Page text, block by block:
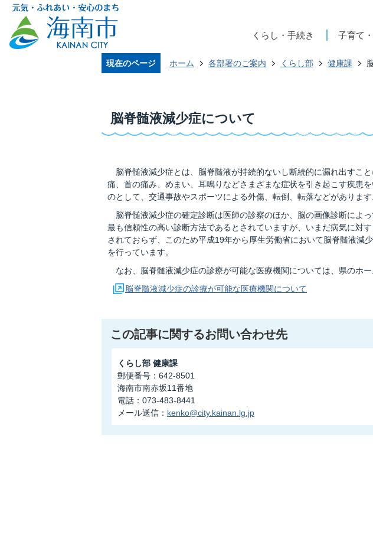
くらし・手続き 子育て
現在のページ ホーム 各部署のご案内 くらし部 健康課
脳脊髄液減少症について
脳脊髄液減少症とは、脳脊髄液が持続的ないし断続的に漏れ出すこ
痛、首の痛み、めまい、耳鳴りなどさまざまな症状を引き起こす疾患
のとして、交通事故やスポーツによる外傷、転倒、転落などがあります
脳脊髄液減少症の確定診断は医師の診察のほか、脳の画像診断によ
最も信頼性の高い診断方法であるとされていますが、いまだ病気に対
されておらず、このため平成19年から厚生労働省において脳脊髄液減
を行っています。
なお、脳脊髄液減少症の診療が可能な医療機関については、県のホー
脳脊髄液減少症の診療が可能な医療機関について
この記事に関するお問い合わせ先
くらし部 健康課
郵便番号：642-8501
海南市南赤坂11番地
電話：073-483-8441
メール送信： kenko@city.kainan.lg.jp